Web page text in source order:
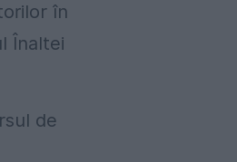
în
Înaltei
de